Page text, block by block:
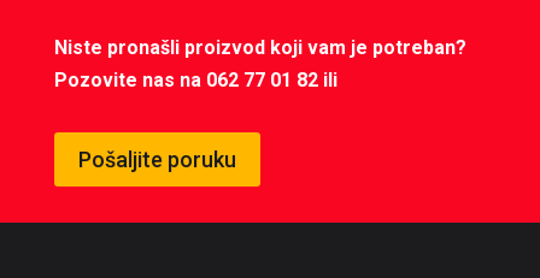
Niste pronašli proizvod koji vam je potreban?
Pozovite nas na 062 77 01 82 ili
Pošaljite poruku